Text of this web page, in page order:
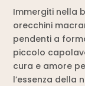
Immergiti nella
orecchini
pendenti a
piccolo
cura e amore
l’essenza della